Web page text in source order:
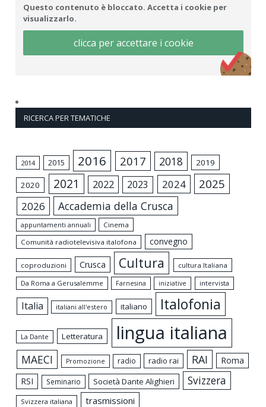
Questo contenuto è bloccato. Accetta i cookie per
visualizzarlo.
clicca per accettare i cookie
RICERCA PER TEMATICHE
2014 2015 2016 2017 2018 2019
2020 2021 2022 2023 2024 2025
2026 Accademia della Crusca
appuntamenti annuali
Cinema
Comunità radiotelevisiva italofona
convegno
coproduzioni Crusca Cultura
cultura Italiana
Da Roma a Gerusalemme
Farnesina iniziative intervista
Italia italiani all'estero italiano Italofonia
La Dante Letteratura lingua italiana
MAECI Promozione radio radio rai RAI
Roma
RSI
Seminario Società Dante Alighieri Svizzera
Svizzera italiana trasmissioni